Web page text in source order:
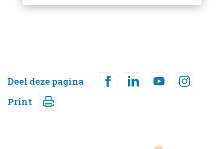
Deel deze pagina
Print